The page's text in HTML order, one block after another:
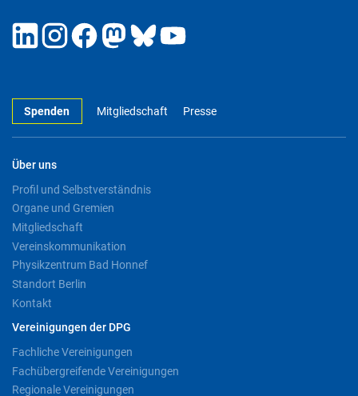
Spenden Mitgliedschaft Presse
Über uns
Profil und Selbstverständnis
Organe und Gremien
Mitgliedschaft
Vereinskommunikation
Physikzentrum Bad Honnef
Standort Berlin
Kontakt
Vereinigungen der DPG
Fachliche Vereinigungen
Fachübergreifende Vereinigungen
Regionale Vereinigungen